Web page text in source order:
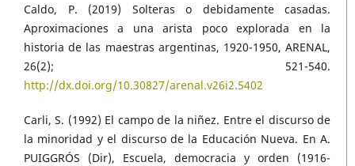
Caldo, P. (2019) Solteras o debidamente casadas.
Aproximaciones a una arista poco explorada en la
historia de las maestras argentinas, 1920-1950, ARENAL,
26(2); 521-540.
http://dx.doi.org/10.30827/arenal.v26i2.5402
Carli, S. (1992) El campo de la niñez. Entre el discurso de
la minoridad y el discurso de la Educación Nueva. En A.
PUIGGRÓS (Dir), Escuela, democracia y orden (1916-